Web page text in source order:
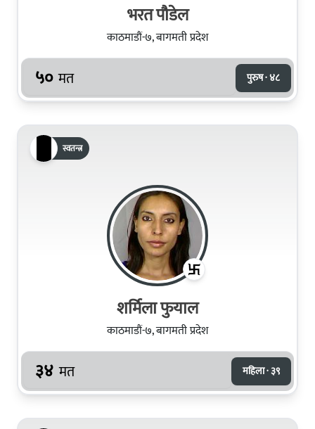
भरत पौडेल
काठमाडौं-७, बागमती प्रदेश
५० मत पुरुष · ४८
स्वतन्त्र
शर्मिला फुयाल
काठमाडौं-७, बागमती प्रदेश
३४ मत महिला · ३९